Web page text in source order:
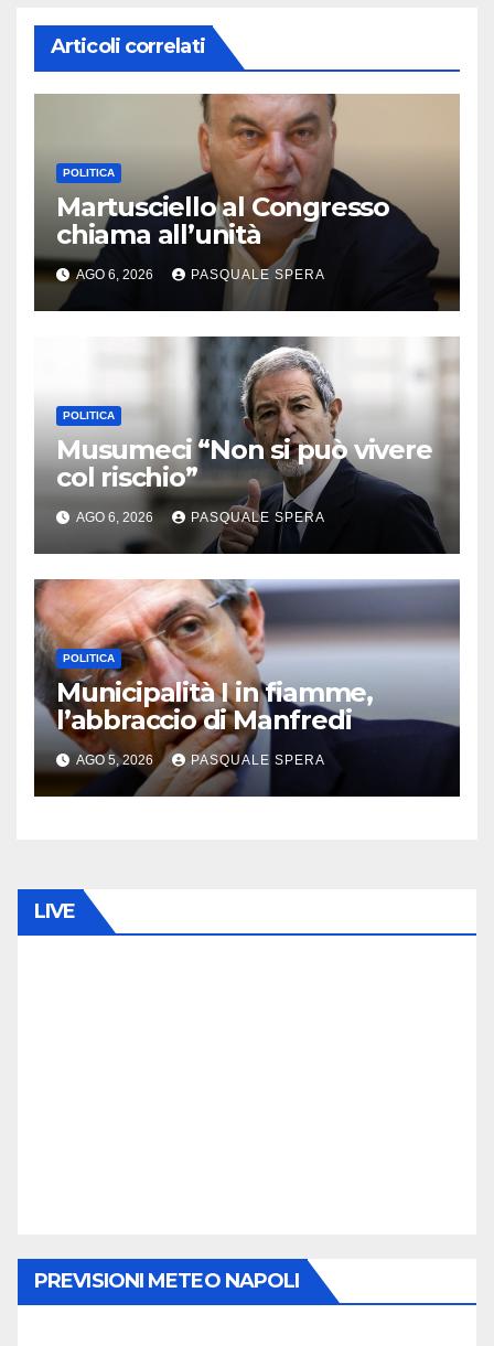
Articoli correlati
POLITICA
Martusciello al Congresso
chiama all’unità
AGO 6, 2026 PASQUALE SPERA
POLITICA
Musumeci “Non si può vivere
col rischio”
AGO 6, 2026 PASQUALE SPERA
POLITICA
Municipalità I in fiamme,
l’abbraccio di Manfredi
AGO 5, 2026 PASQUALE SPERA
LIVE
PREVISIONI METEO NAPOLI